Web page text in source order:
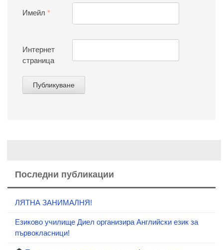
Имейл *
Интернет
страница
Последни публикации
ЛЯТНА ЗАНИМАЛНЯ!
Езиково училище Диел организира Английски език за
първокласници!